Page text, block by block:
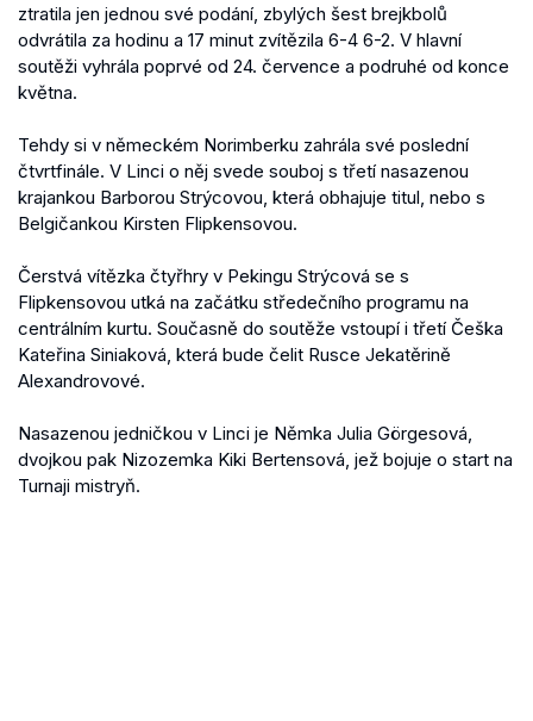
ztratila jen jednou své podání, zbylých šest brejkbolů
odvrátila za hodinu a 17 minut zvítězila 6-4 6-2. V hlavní
soutěži vyhrála poprvé od 24. července a podruhé od konce
května.
Tehdy si v německém Norimberku zahrála své poslední
čtvrtfinále. V Linci o něj svede souboj s třetí nasazenou
krajankou Barborou Strýcovou, která obhajuje titul, nebo s
Belgičankou Kirsten Flipkensovou.
Čerstvá vítězka čtyřhry v Pekingu Strýcová se s
Flipkensovou utká na začátku středečního programu na
centrálním kurtu. Současně do soutěže vstoupí i třetí Češka
Kateřina Siniaková, která bude čelit Rusce Jekatěrině
Alexandrovové.
Nasazenou jedničkou v Linci je Němka Julia Görgesová,
dvojkou pak Nizozemka Kiki Bertensová, jež bojuje o start na
Turnaji mistryň.